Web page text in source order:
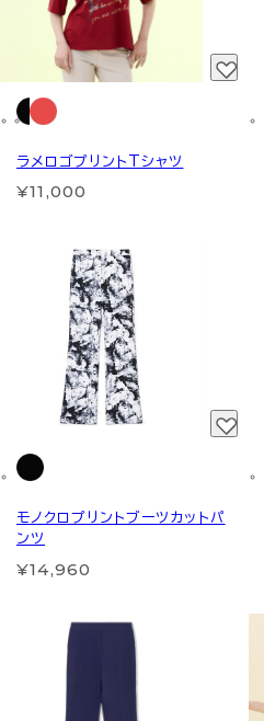
ラメロゴプリントTシャツ
¥11,000
モノクロプリントブーツカットパ
ンツ
¥14,960